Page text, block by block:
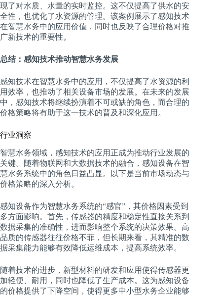
现了对水质、水量的实时监控。这不仅提高了供水的安
全性，也优化了水资源的管理。该案例展示了感知技术
在智慧水务中的应用价值，同时也反映了合理价格对推
广新技术的重要性。
总结：感知技术推动智慧水务发展
感知技术在智慧水务中的应用，不仅提高了水资源的利
用效率，也推动了相关设备市场的发展。在未来的发展
中，感知技术将继续扮演着不可或缺的角色，而合理的
价格策略将有助于这一技术的普及和深化应用。
行业洞察
智慧水务领域，感知技术的应用正成为推动行业发展的
关键。随着物联网和大数据技术的融合，感知设备在智
慧水务系统中的角色日益凸显。以下是当前市场动态与
价格策略的深入分析。
感知设备作为智慧水务系统的“感官”，其价格因素受到
多方面影响。首先，传感器的精度和稳定性直接关系到
数据采集的准确性，进而影响整个系统的决策效果。高
品质的传感器往往价格不菲，但长期来看，其精准的数
据采集能力能够有效降低运维成本，提高系统效率。
随着技术的进步，新型材料的研发和应用使得传感器更
加轻便、耐用，同时也降低了生产成本。这为感知设备
的价格提供了下降空间，使得更多中小型水务企业能够